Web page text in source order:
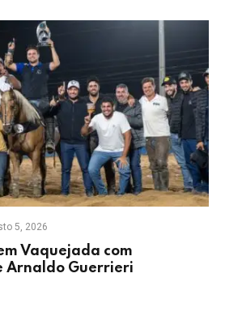
5, 2026
Vaquejada com
Arnaldo Guerrieri